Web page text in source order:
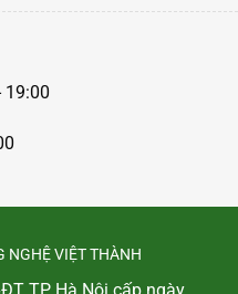
19:00
NGHỆ VIỆT THÀNH
TP Hà Nội cấp ngày